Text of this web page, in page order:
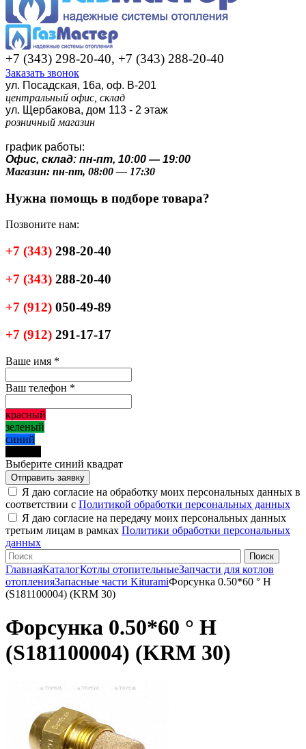
+7 (343) 298-20-40, +7 (343) 288-20-40
Заказать звонок
ул. Посадская, 16а, оф. В-201
центральный офис, склад
ул. Щербакова, дом 113 - 2 этаж
розничный магазин
график работы:
Офис, склад: пн-пт, 10:00 — 19:00
Магазин: пн-пт, 08:00 — 17:30
Нужна помощь в подборе товара?
Позвоните нам:
+7 (343) 298-20-40
+7 (343) 288-20-40
+7 (912) 050-49-89
+7 (912) 291-17-17
Ваше имя *
Ваш телефон *
красный
зеленый
синий
Выберите синий квадрат
Я даю согласие на обработку моих персональных данных в
соответствии с Политикой обработки персональных данных
Я даю согласие на передачу моих персональных данных
третьим лицам в рамках Политики обработки персональных
данных
ГлавнаяКаталогКотлы отопительныеЗапчасти для котлов
отопленияЗапасные части KituramiФорсунка 0.50*60 ° H
(S181100004) (KRM 30)
Форсунка 0.50*60 ° H
(S181100004) (KRM 30)